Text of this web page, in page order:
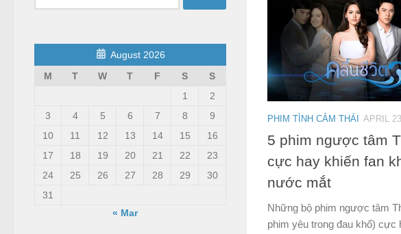
PHIM TÌNH CẢM THÁI APRIL
5 phim ngược tâm
cực hay khiến fan
nước mắt
Những bộ phim ngược tâm
phim yêu trong đau khổ) cực
August 2026
M
T W T F S
S
1
2
3
4 5 6 7 8
9
10
11 12 13 14 15
16
17
18 19 20 21 22
23
24
25 26 27 28 29
30
31
« Mar